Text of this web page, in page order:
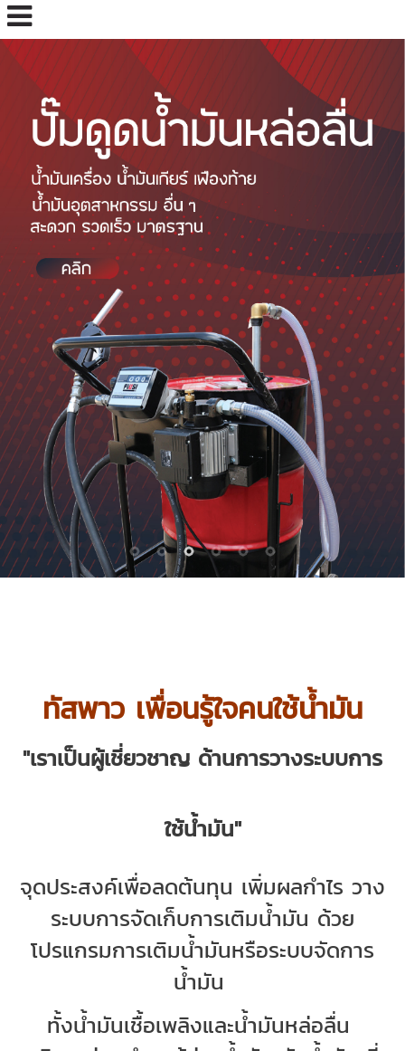
ทัสพาว เพื่อนรู้ใจคนใช้น้ำมัน
"เราเป็นผู้เชี่ยวชาญ ด้านการวางระบบการ
ใช้น้ำมัน"
จุดประสงค์เพื่อลดต้นทุน เพิ่มผลกำไร วาง
ระบบการจัดเก็บการเติมน้ำมัน ด้วย
โปรแกรมการเติมน้ำมันหรือระบบจัดการ
น้ำมัน
ทั้งน้ำมันเชื้อเพลิงและน้ำมันหล่อลื่น